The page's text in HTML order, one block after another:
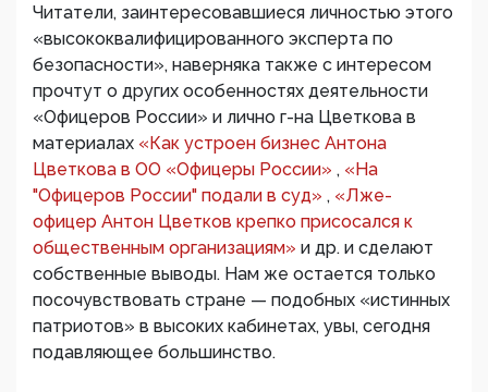
Читатели, заинтересовавшиеся личностью этого
«высококвалифицированного эксперта по
безопасности», наверняка также с интересом
прочтут о других особенностях деятельности
«Офицеров России» и лично г-на Цветкова в
материалах «Как устроен бизнес Антона
Цветкова в ОО «Офицеры России» , «На
"Офицеров России" подали в суд» , «Лже-
офицер Антон Цветков крепко присосался к
общественным организациям» и др. и сделают
собственные выводы. Нам же остается только
посочувствовать стране — подобных «истинных
патриотов» в высоких кабинетах, увы, сегодня
подавляющее большинство.